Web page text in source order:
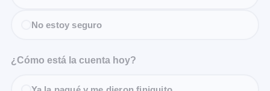
No estoy seguro
¿Cómo está la cuenta hoy?